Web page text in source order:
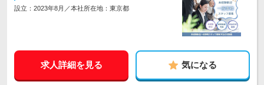
設立：2023年8月／本社所在地：東京都
求人詳細を見る 気になる